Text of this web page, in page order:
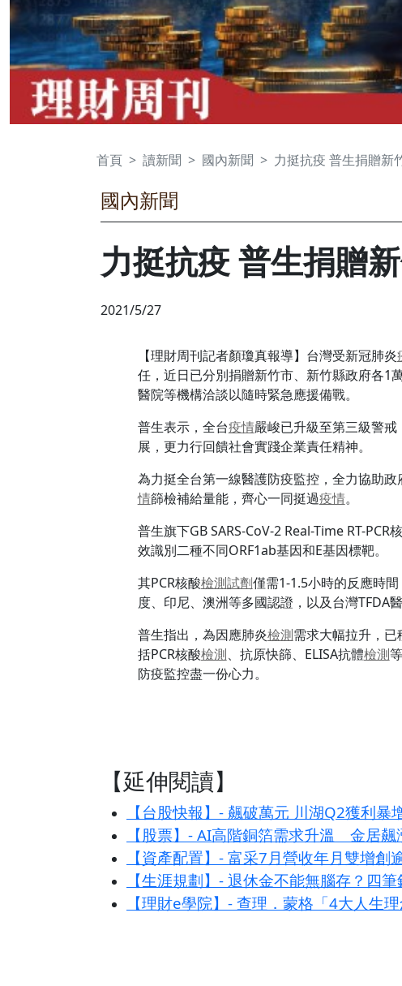
首頁 讀新聞 國內新聞 力挺抗疫 普生捐贈新
國內新聞
力挺抗疫 普生捐贈
2021/5/27
【理財周刊記者顏瓊真報導】台灣受新冠肺炎
任，近日已分別捐贈新竹市、新竹縣政府各1
醫院等機構洽談以隨時緊急應援備戰。
普生表示，全台疫情嚴峻已升級至第三級警
展，更力行回饋社會實踐企業責任精神。
為力挺全台第一線醫護防疫監控，全力協助政
情篩檢補給量能，齊心一同挺過疫情。
普生旗下GB SARS-CoV-2 Real-Time RT-PCR
效識別二種不同ORF1ab基因和E基因標靶。
其PCR核酸檢測試劑僅需1-1.5小時的反應時
度、印尼、澳洲等多國認證，以及台灣TFDA
普生指出，為因應肺炎檢測需求大幅拉升，
括PCR核酸檢測、抗原快篩、ELISA抗體檢測
防疫監控盡一份心力。
【延伸閱讀】
【台股快報】- 飆破萬元 川湖Q2獲利
【股票】- AI高階銅箔需求升溫 金居飆
【資產配置】- 富采7月營收年月雙增
【生涯規劃】- 退休金不能無腦存？四
【理財e學院】- 查理．蒙格「4大人生